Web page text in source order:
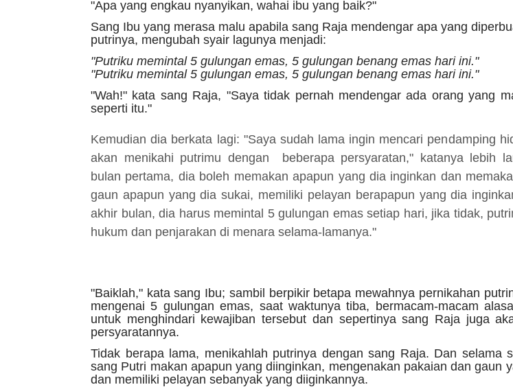
"Apa yang engkau nyanyikan, wahai ibu yang baik?"
Sang Ibu yang merasa malu apabila sang Raja mendengar apa yang
putrinya, mengubah syair lagunya menjadi:
"Putriku memintal 5 gulungan emas, 5 gulungan benang emas hari ini."
"Putriku memintal 5 gulungan emas, 5 gulungan benang emas hari ini."
"Wah!" kata sang Raja, "Saya tidak pernah mendengar ada orang yang
seperti itu."
Kemudian dia berkata lagi: "Saya sudah lama ingin mencari pendamping
akan menikahi putrimu dengan beberapa persyaratan," katanya lebih
bulan pertama, dia boleh memakan apapun yang dia inginkan dan
gaun apapun yang dia sukai, memiliki pelayan berapapun yang dia
akhir bulan, dia harus memintal 5 gulungan emas setiap hari, jika tidak,
hukum dan penjarakan di menara selama-lamanya."
"Baiklah," kata sang Ibu; sambil berpikir betapa mewahnya pernikahan
mengenai 5 gulungan emas, saat waktunya tiba, bermacam-macam
untuk menghindari kewajiban tersebut dan sepertinya sang Raja juga
persyaratannya.
Tidak berapa lama, menikahlah putrinya dengan sang Raja. Dan selama
sang Putri makan apapun yang diinginkan, mengenakan pakaian dan gaun
dan memiliki pelayan sebanyak yang diiginkannya.